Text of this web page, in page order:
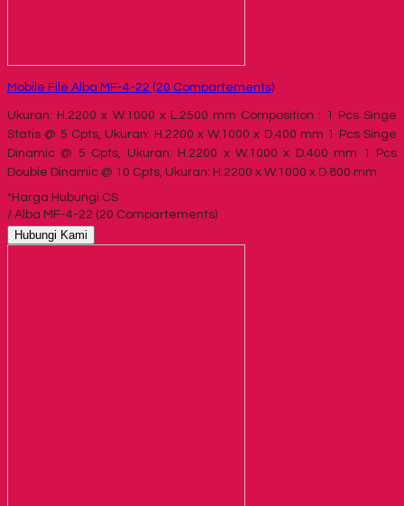
Mobile File Alba MF-4-22 (20 Compartements)
Ukuran: H.2200 x W.1000 x L.2500 mm Composition : 1 Pcs Singe
Statis @ 5 Cpts, Ukuran: H.2200 x W.1000 x D.400 mm 1 Pcs Singe
Dinamic @ 5 Cpts, Ukuran: H.2200 x W.1000 x D.400 mm 1 Pcs
Double Dinamic @ 10 Cpts, Ukuran: H.2200 x W.1000 x D.800 mm
*Harga Hubungi CS
/ Alba MF-4-22 (20 Compartements)
Hubungi Kami